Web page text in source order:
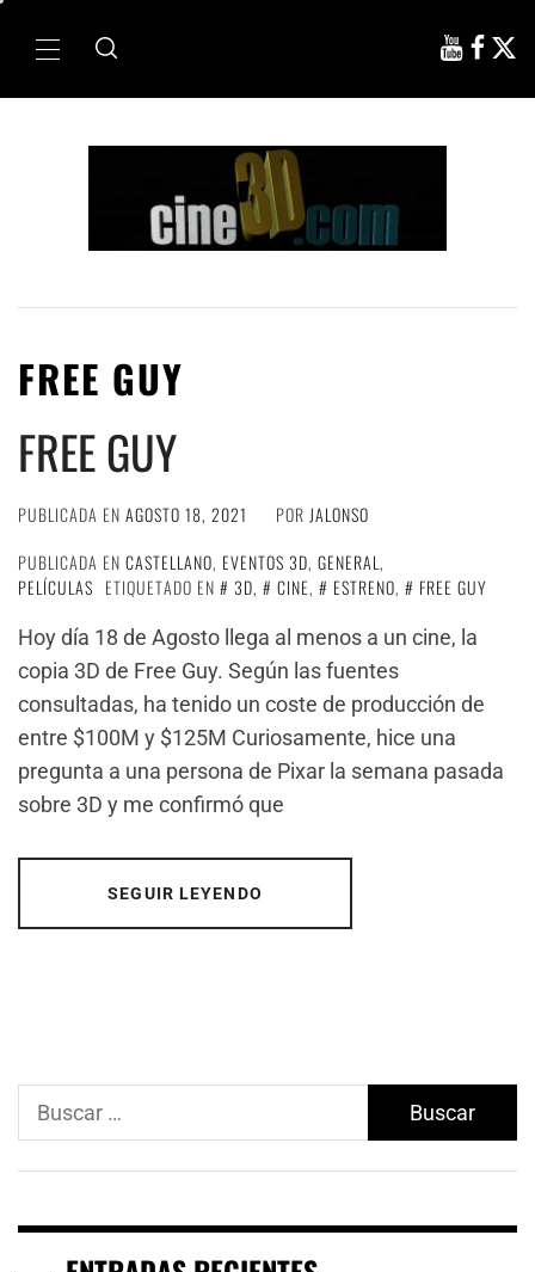
Menú
FREE GUY
FREE GUY
PUBLICADA EN AGOSTO 18, 2021 POR JALONSO
PUBLICADA EN CASTELLANO, EVENTOS 3D, GENERAL,
PELÍCULAS ETIQUETADO EN 3D, CINE, ESTRENO,
FREE GUY
Hoy día 18 de Agosto llega al menos a un cine, la
copia 3D de Free Guy. Según las fuentes
consultadas, ha tenido un coste de producción de
entre $100M y $125M Curiosamente, hice una
pregunta a una persona de Pixar la semana pasada
sobre 3D y me confirmó que
SEGUIR LEYENDO
Buscar: